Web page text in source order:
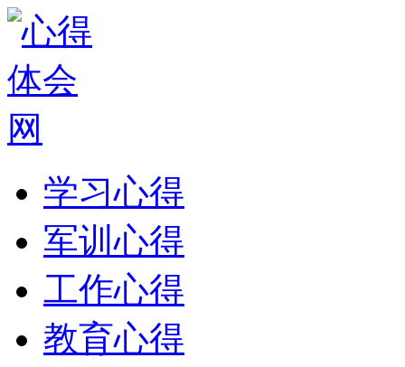
学习心得
军训心得
工作心得
教育心得